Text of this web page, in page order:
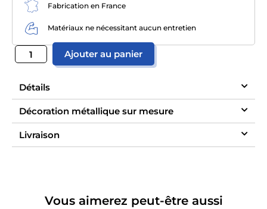
Fabrication en France
Matériaux ne nécessitant aucun entretien
Ajouter au panier
Détails
Décoration métallique sur mesure
Livraison
Vous aimerez peut-être aussi